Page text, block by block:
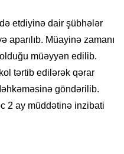
etdiyinə dair şübhələr
aparılıb. Müayinə zamanı
müəyyən edilib.
tərtib edilərək qərar
göndərilib.
2 ay müddətinə inzibati